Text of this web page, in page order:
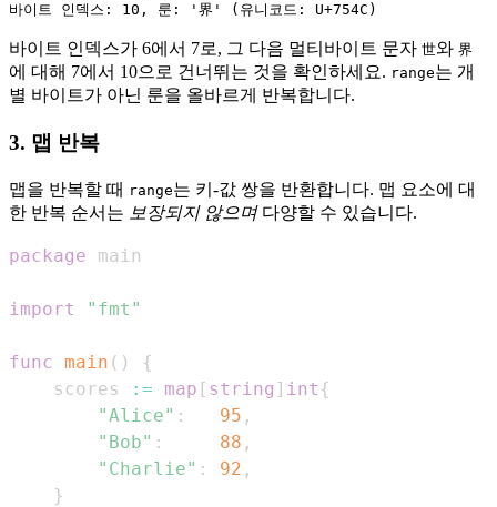
바이트 인덱스가 6에서 7로, 그 다음 멀티바이트 문자 世와 界
에 대해 7에서 10으로 건너뛰는 것을 확인하세요. range는 개
별 바이트가 아닌 룬을 올바르게 반복합니다.
3. 맵 반복
맵을 반복할 때 range는 키-값 쌍을 반환합니다. 맵 요소에 대
한 반복 순서는 보장되지 않으며다양할 수 있습니다.
package
import "fmt"
func main ( )
{
    scores
:= map [ string ] int {
"Alice" : 95 ,
"Bob" : 88 ,
"Charlie" : 92 ,
}